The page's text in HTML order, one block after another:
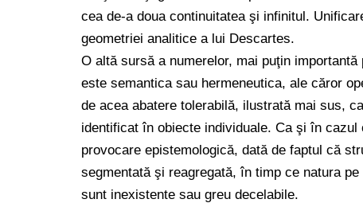
cea de-a doua continuitatea şi infinitul.
geometriei analitice a lui Descartes.
O altă sursă a numerelor, mai puţin
este semantica sau hermeneutica, ale căror
de acea abatere tolerabilă, ilustrată mai sus,
identificat în obiecte individuale. Ca şi în
provocare epistemologică, dată de faptul că
segmentată şi reagregată, în timp ce natura
sunt inexistente sau greu decelabile.